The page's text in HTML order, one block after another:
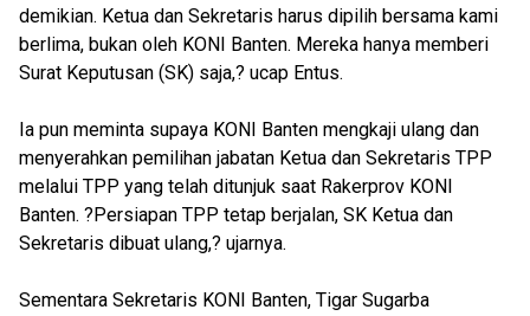
demikian. Ketua dan Sekretaris harus dipilih bersama kami
berlima, bukan oleh KONI Banten. Mereka hanya memberi
Surat Keputusan (SK) saja,? ucap Entus.
Ia pun meminta supaya KONI Banten mengkaji ulang dan
menyerahkan pemilihan jabatan Ketua dan Sekretaris TPP
melalui TPP yang telah ditunjuk saat Rakerprov KONI
Banten. ?Persiapan TPP tetap berjalan, SK Ketua dan
Sekretaris dibuat ulang,? ujarnya.
Sementara Sekretaris KONI Banten, Tigar Sugarba